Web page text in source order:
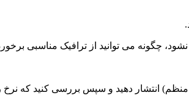
چگونه می توانید از ترافیک مناسبی